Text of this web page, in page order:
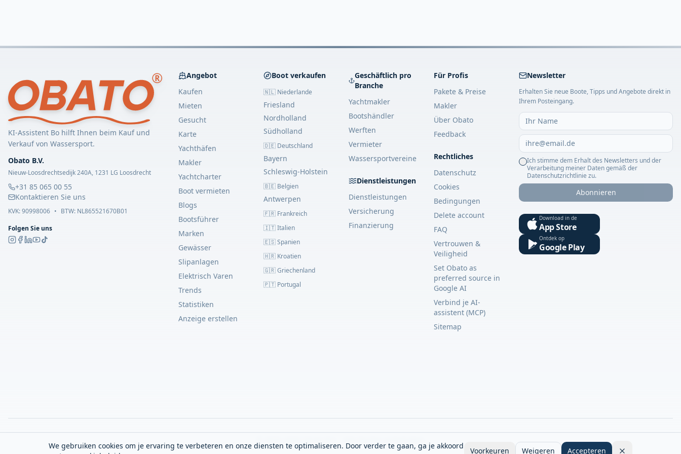
We gebruiken cookies om je ervaring te verbeteren en onze diensten te optimaliseren. Door verder te gaan, ga je akkoord
Voorkeuren Weigeren Accepteren
KI-Assistent Bo hilft Ihnen beim Kauf und
Verkauf von Wassersport.
Obato B.V.
Nieuw-Loosdrechtsedijk 240A, 1231 LG Loosdrecht
+31 85 065 00 55
Kontaktieren Sie uns
KVK:90998006 • BTW: NL865521670B01
Folgen Sie uns
Angebot
Kaufen
Mieten
Gesucht
Karte
Yachthäfen
Makler
Yachtcharter
Boot vermieten
Blogs
Bootsführer
Marken
Gewässer
Slipanlagen
Elektrisch Varen
Trends
Statistiken
Anzeige erstellen
Boot verkaufen
🇳🇱 Niederlande
Friesland
Nordholland
Südholland
🇩🇪 Deutschland
Bayern
Schleswig-Holstein
🇧🇪 Belgien
Antwerpen
🇫🇷 Frankreich
🇮🇹 Italien
🇪🇸 Spanien
🇭🇷 Kroatien
🇬🇷 Griechenland
🇵🇹 Portugal
Geschäftlich pro
Branche
Yachtmakler
Bootshändler
Werften
Vermieter
Wassersportvereine
Dienstleistungen
Dienstleistungen
Versicherung
Finanzierung
Für Profis
Pakete & Preise
Makler
Über Obato
Feedback
Rechtliches
Datenschutz
Cookies
Bedingungen
Delete account
FAQ
Vertrouwen &
Veiligheid
Set Obato as
preferred source in
Google AI
Verbind je AI-
assistent (MCP)
Sitemap
Newsletter
Erhalten Sie neue Boote, Tipps und Angebote direkt in
Ihrem Posteingang.
Ich stimme dem Erhalt des Newsletters und der
Verarbeitung meiner Daten gemäß der
Datenschutzrichtlinie zu.
Abonnieren
Download in de
App Store
Ontdek op
Google Play